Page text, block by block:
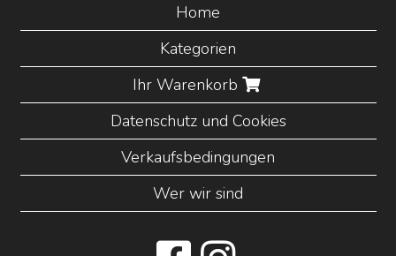
Home
Kategorien
Ihr Warenkorb
Datenschutz und Cookies
Verkaufsbedingungen
Wer wir sind